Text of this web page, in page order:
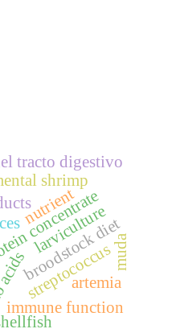
concentrate
nutrient
immune function
broodstock diet
shrimp
streptococcus
larviculture
tracto digestivo
artemia
muda